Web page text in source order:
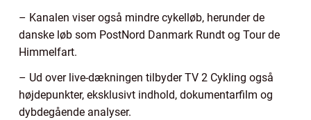
– Kanalen viser også mindre cykelløb, herunder de
danske løb som PostNord Danmark Rundt og Tour de
Himmelfart.
– Ud over live-dækningen tilbyder TV 2 Cykling også
højdepunkter, eksklusivt indhold, dokumentarfilm og
dybdegående analyser.